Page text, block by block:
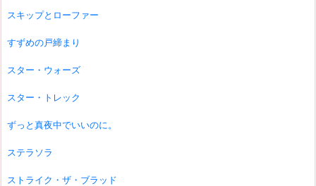
スキップとローファー
すずめの戸締まり
スター・ウォーズ
スター・トレック
ずっと真夜中でいいのに。
ステラソラ
ストライク・ザ・ブラッド